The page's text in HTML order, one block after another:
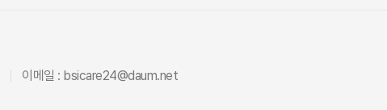
이메일 : bsicare24@daum.net